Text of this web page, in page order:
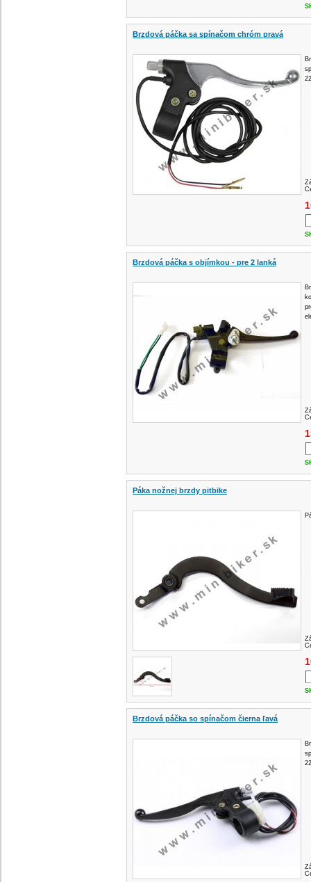
Brzdová páčka sa spínačom chróm pravá
Brzdová páčka s objímkou ​​- pre 2 lanká
Páka nožnej brzdy pitbike
Brzdová páčka so spínačom čierna ľavá